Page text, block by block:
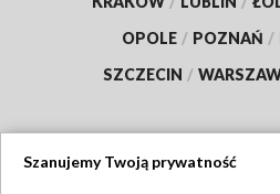
OPOLE / POZNAŃ /
SZCZECIN /
Szanujemy Twoją prywatność